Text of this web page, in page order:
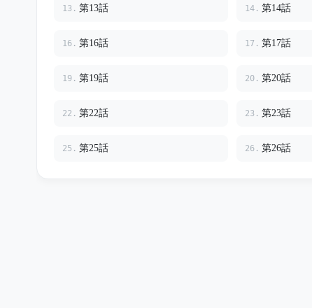
13. 第13話 14. 第14話
16. 第16話 17. 第17話
19. 第19話 20. 第20話
22. 第22話 23. 第23話
25. 第25話 26. 第26話